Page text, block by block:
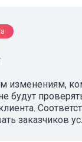
изменениям,
будут
заказчиков